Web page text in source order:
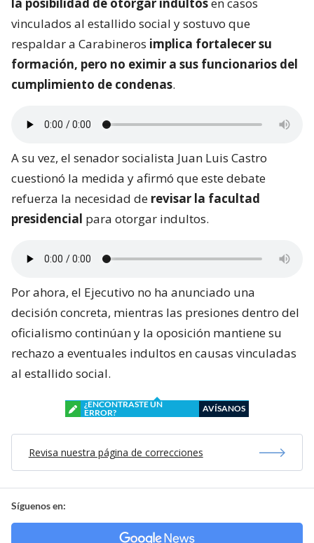
la posibilidad de otorgar indultosen casos
vinculados al estallido social y sostuvo que
respaldar a Carabineros implica fortalecer su
formación, pero no eximir a sus funcionarios del
cumplimiento de condenas.
A su vez, el senador socialista Juan Luis Castro
cuestionó la medida y afirmó que este debate
refuerza la necesidad de revisar la facultad
presidencial para otorgar indultos.
Por ahora, el Ejecutivo no ha anunciado una
decisión concreta, mientras las presiones dentro del
oficialismo continúan y la oposición mantiene su
rechazo a eventuales indultos en causas vinculadas
al estallido social.
¿ENCONTRASTE UN
ERROR?
AVÍSANOS
Revisa nuestra página de correcciones
Síguenos en: